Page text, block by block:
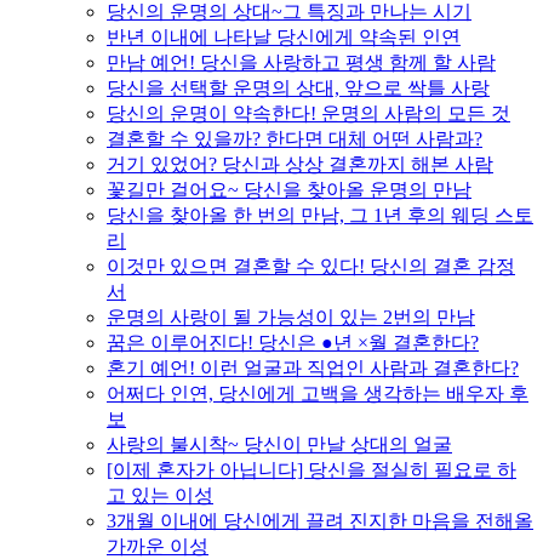
당신의 운명의 상대~그 특징과 만나는 시기
반년 이내에 나타날 당신에게 약속된 인연
만남 예언! 당신을 사랑하고 평생 함께 할 사람
당신을 선택할 운명의 상대, 앞으로 싹틀 사랑
당신의 운명이 약속한다! 운명의 사람의 모든 것
결혼할 수 있을까? 한다면 대체 어떤 사람과?
거기 있었어? 당신과 상상 결혼까지 해본 사람
꽃길만 걸어요~ 당신을 찾아올 운명의 만남
당신을 찾아올 한 번의 만남, 그 1년 후의 웨딩 스토
리
이것만 있으면 결혼할 수 있다! 당신의 결혼 감정
서
운명의 사랑이 될 가능성이 있는 2번의 만남
꿈은 이루어진다! 당신은 ●년 ×월 결혼한다?
혼기 예언! 이런 얼굴과 직업인 사람과 결혼한다?
어쩌다 인연, 당신에게 고백을 생각하는 배우자 후
보
사랑의 불시착~ 당신이 만날 상대의 얼굴
[이제 혼자가 아닙니다] 당신을 절실히 필요로 하
고 있는 이성
3개월 이내에 당신에게 끌려 진지한 마음을 전해올
가까운 이성